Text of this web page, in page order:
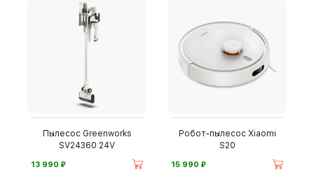
Пылесос Greenworks
SV24360 24V
13 990 ⃏
Робот-пылесос Xiaomi
S20
15 990 ⃏